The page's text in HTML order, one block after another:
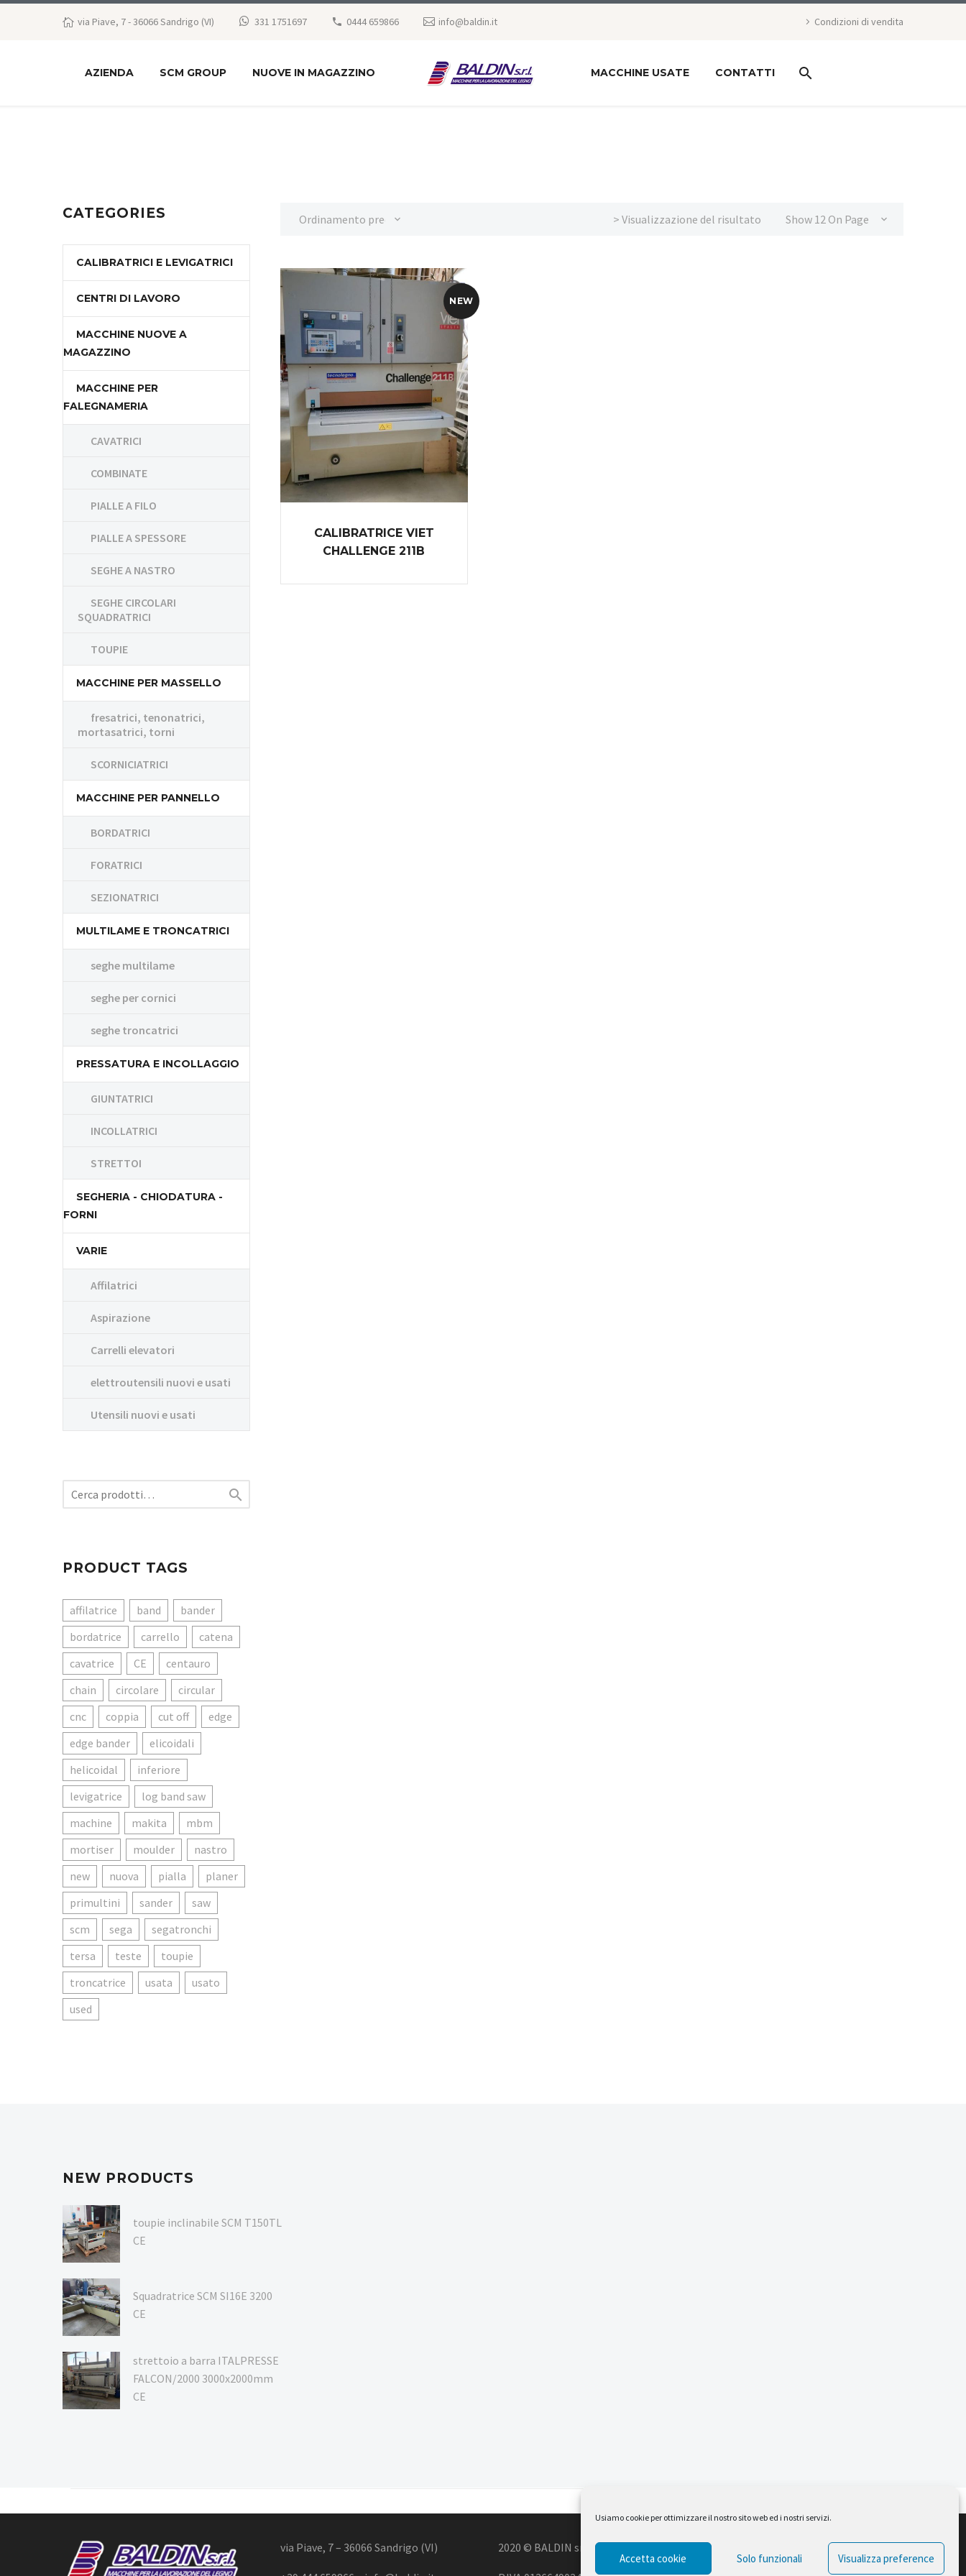
Usiamo cookie per ottimizzare il nostro sito web ed i nostri servizi.
Accetta cookie Solo funzionali Visualizza preference
via Piave, 7 - 36066 Sandrigo (VI) 331 1751697 0444 659866 info@baldin.it Condizioni di vendita
AZIENDA SCM GROUP NUOVE IN MAGAZZINO MACCHINE USATE CONTATTI
Ordinamento predefinito Show 12 On Page
> Visualizzazione del risultato
NEW
CALIBRATRICE VIET
CHALLENGE 211B
CATEGORIES
CALIBRATRICI E LEVIGATRICI
CENTRI DI LAVORO
MACCHINE NUOVE A
MAGAZZINO
MACCHINE PER
FALEGNAMERIA
CAVATRICI
COMBINATE
PIALLE A FILO
PIALLE A SPESSORE
SEGHE A NASTRO
SEGHE CIRCOLARI
SQUADRATRICI
TOUPIE
MACCHINE PER MASSELLO
fresatrici, tenonatrici,
mortasatrici, torni
SCORNICIATRICI
MACCHINE PER PANNELLO
BORDATRICI
FORATRICI
SEZIONATRICI
MULTILAME E TRONCATRICI
seghe multilame
seghe per cornici
seghe troncatrici
PRESSATURA E INCOLLAGGIO
GIUNTATRICI
INCOLLATRICI
STRETTOI
SEGHERIA - CHIODATURA -
FORNI
VARIE
Affilatrici
Aspirazione
Carrelli elevatori
elettroutensili nuovi e usati
Utensili nuovi e usati

PRODUCT TAGS
affilatrice band
bander
bordatrice
carrello
catena
cavatrice
CE
centauro
chain
circolare
circular
cnc
coppia cut off
edge
edge bander
elicoidali
helicoidal
inferiore
levigatrice
log band saw
machine
makita
mbm
mortiser
moulder
nastro
new
nuova pialla
planer
primultini
sander
saw
scm
sega
segatronchi
tersa
teste
toupie
troncatrice
usata
usato
used
NEW PRODUCTS
toupie inclinabile SCM T150TL
CE
Squadratrice SCM SI16E 3200
CE
strettoio a barra ITALPRESSE
FALCON/2000 3000x2000mm
CE
via Piave, 7 – 36066 Sandrigo (VI) 2020 © BALDIN srl Design by Ferruccio Lindaver